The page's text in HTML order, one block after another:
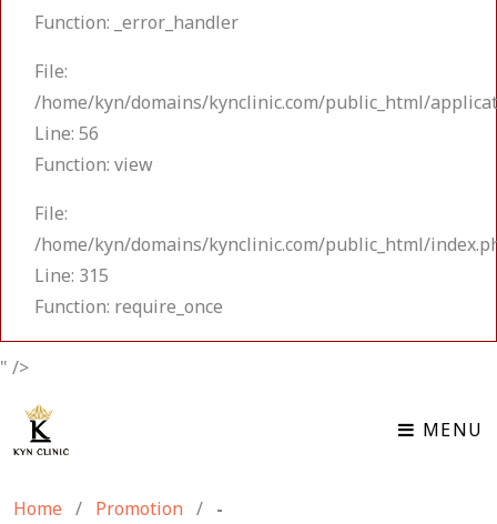
Function: _error_handler
File:
/home/kyn/domains/kynclinic.com/public_html/
Line: 56
Function: view
File:
/home/kyn/domains/kynclinic.com/public_html/
Line: 315
Function: require_once
" />
MENU
Home / Promotion / -